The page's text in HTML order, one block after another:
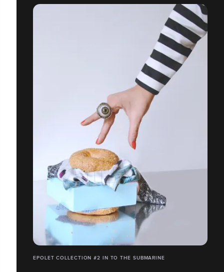
EPOLET COLLECTION #2 IN TO THE SUBMARINE